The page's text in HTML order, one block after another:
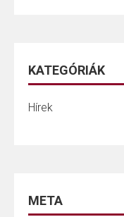
KATEGÓRIÁK
Hírek
META